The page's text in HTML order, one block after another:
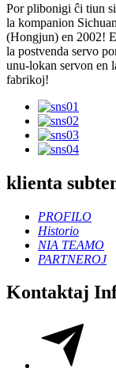
Por plibonigi ĉi tiun
la kompanion
(Hongjun) en 2002!
la postvenda servo
unu-lokan servon en
fabrikoj!
klienta
PROFILO
Historio
NIA TEAMO
PARTNEROJ
Kontaktaj